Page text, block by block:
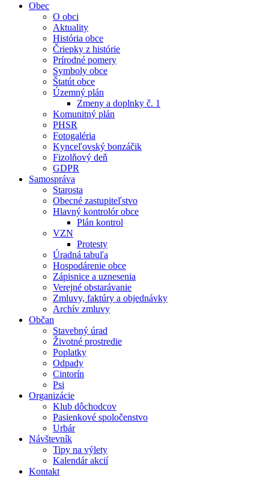
Obec
O obci
Aktuality
História obce
Čriepky z histórie
Prírodné pomery
Symboly obce
Štatút obce
Územný plán
Zmeny a doplnky č. 1
Komunitný plán
PHSR
Fotogaléria
Kynceľovský bonzáčik
Fizolňový deň
GDPR
Samospráva
Starosta
Obecné zastupiteľstvo
Hlavný kontrolór obce
Plán kontrol
VZN
Protesty
Úradná tabuľa
Hospodárenie obce
Zápisnice a uznesenia
Verejné obstarávanie
Zmluvy, faktúry a objednávky
Archív zmluvy
Občan
Stavebný úrad
Životné prostredie
Poplatky
Odpady
Cintorín
Psi
Organizácie
Klub dôchodcov
Pasienkové spoločenstvo
Urbár
Návštevník
Tipy na výlety
Kalendár akcií
Kontakt